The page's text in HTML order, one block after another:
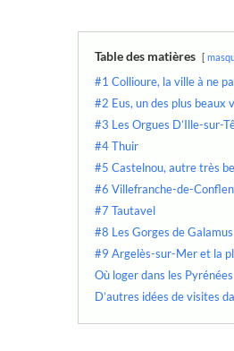
Table des matières
#1 Collioure, la ville à ne
#2 Eus, un des plus beaux
#3 Les Orgues D’Ille-sur-
#4 Thuir
#5 Castelnou, autre très
#6 Villefranche-de-
#7 Tautavel
#8 Les Gorges de
#9 Argelès-sur-Mer et la
Où loger dans les
D’autres idées de visites